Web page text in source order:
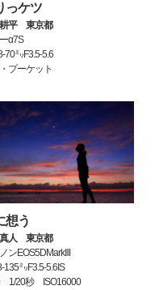
っケツ
平 東京都
α7S
70㍉F3.5-5.6
プーケット
想う
人 東京都
ンEOS5DMarkⅢ
135㍉F3.5-5.6IS
1/20秒 ISO16000